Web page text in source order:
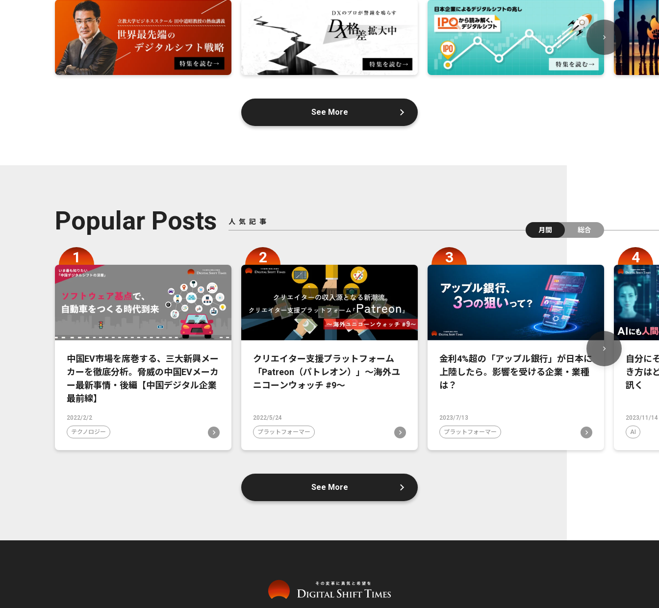
See More
Popular Posts
人気記事
月間
総合
中国EV市場を席巻する、三大新興メー
カーを徹底分析。脅威の中国EVメーカ
ー最新事情・後編【中国デジタル企業
最前線】
2022/2/2
テクノロジー
クリエイター支援プラットフォーム
「Patreon（パトレオン）」〜海外ユ
ニコーンウォッチ #9〜
2022/5/24
プラットフォーマー
金利4%超の「アップル銀行」が日本に
上陸したら。影響を受ける企業・業種
は？
2023/7/13
プラットフォーマー
自分に
き方は
訊く
2023/11/14
AI
See More